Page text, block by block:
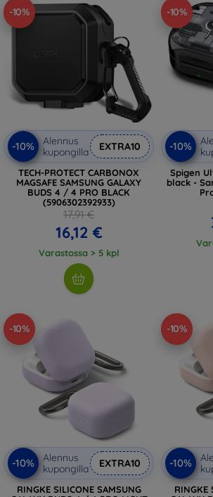
-10%
-10%
Alennus
kupongilla
EXTRA10
TECH-PROTECT CARBONOX
MAGSAFE SAMSUNG GALAXY
BUDS 4 / 4 PRO BLACK
(5906302392933)
17,91 €
16,12 €
Varastossa > 5 kpl
-10%
-10%
Spigen
black -
-10%
-10%
Alennus
kupongilla
EXTRA10
RINGKE SILICONE SAMSUNG
-10%
-10%
RINGKE